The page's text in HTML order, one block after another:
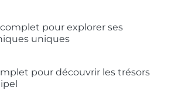
pour explorer ses
uniques
pour découvrir les trésors